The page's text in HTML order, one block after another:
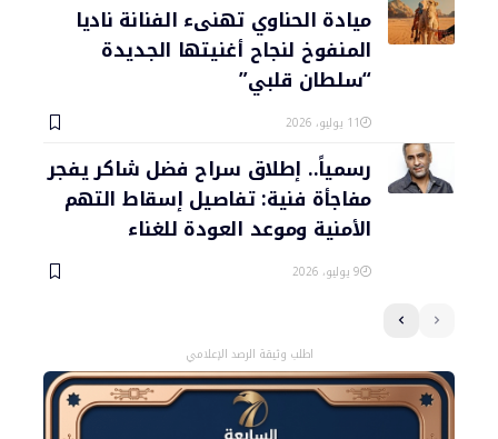
ميادة الحناوي تهنىء الفنانة ناديا
المنفوخ لنجاح أغنيتها الجديدة
“سلطان قلبي”
11 يوليو، 2026
رسمياً.. إطلاق سراح فضل شاكر يفجر
مفاجأة فنية: تفاصيل إسقاط التهم
الأمنية وموعد العودة للغناء
9 يوليو، 2026
اطلب وثيقة الرصد الإعلامي